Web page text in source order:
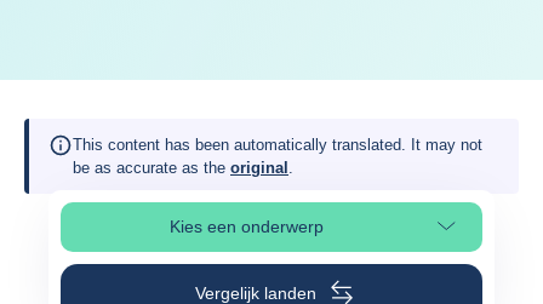
This content has been automatically translated. It may not
be as accurate as the original .
Kies een onderwerp
Selecteer paginasectie
Vergelijk landen